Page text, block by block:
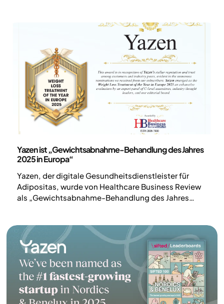
Yazen ist „Gewichtsabnahme-Behandlung des Jahres
2025 in Europa“
Yazen, der digitale Gesundheitsdienstleister für
Adipositas, wurde von Healthcare Business Review
als „Gewichtsabnahme-Behandlung des Jahres